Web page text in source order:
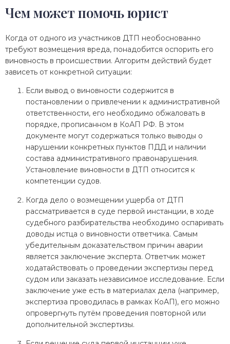
Чем может помочь юрист
Когда от одного из участников ДТП необоснованно
требуют возмещения вреда, понадобится оспорить его
виновность в происшествии. Алгоритм действий будет
зависеть от конкретной ситуации:
Если вывод о виновности содержится в
постановлении о привлечении к административной
ответственности, его необходимо обжаловать в
порядке, прописанном в КоАП РФ. В этом
документе могут содержаться только выводы о
нарушении конкретных пунктов ПДД и наличии
состава административного правонарушения.
Установление виновности в ДТП относится к
компетенции судов.
Когда дело о возмещении ущерба от ДТП
рассматривается в суде первой инстанции, в ходе
судебного разбирательства необходимо оспаривать
доводы истца о виновности ответчика. Самым
убедительным доказательством причин аварии
является заключение эксперта. Ответчик может
ходатайствовать о проведении экспертизы перед
судом или заказать независимое исследование. Если
заключение уже есть в материалах дела (например,
экспертиза проводилась в рамках КоАП), его можно
опровергнуть путём проведения повторной или
дополнительной экспертизы.